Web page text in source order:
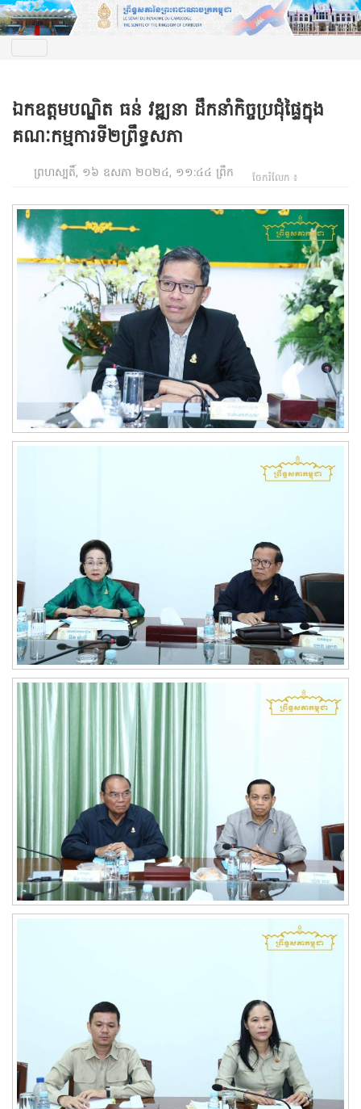
ឯកឧត្តមបណ្ឌិត ធន់ វឌ្ឍនា ដឹកនាំកិច្ចប្រជុំផ្ទៃក្នុង
គណៈកម្មការទី២ព្រឹទ្ធសភា
ព្រហស្បតិ៍, ១៦ ឧសភា ២០២៤, ១១:៤៤ ព្រឹក ចែករំលែក ៖